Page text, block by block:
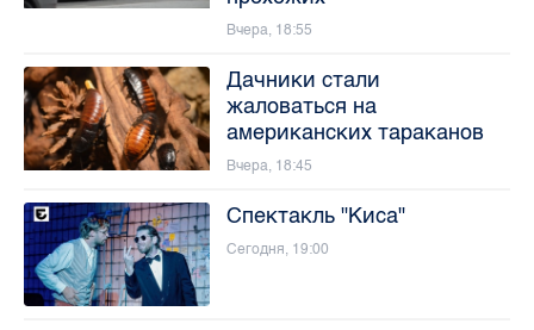
Вчера, 18:55
Дачники стали
жаловаться на
американских тараканов
Вчера, 18:45
Спектакль "Киса"
Сегодня, 19:00